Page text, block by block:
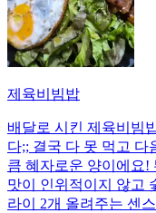
제육비빔밥
배달로 시킨 제육비빔
다;; 결국 다 못 먹고
큼 혜자로운 양이에요!
맛이 인위적이지 않고
라이 2개 올려주는 센